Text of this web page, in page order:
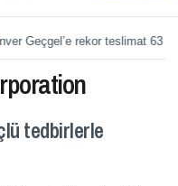
Geçgel’e rekor teslimat 63
tedbirlerle